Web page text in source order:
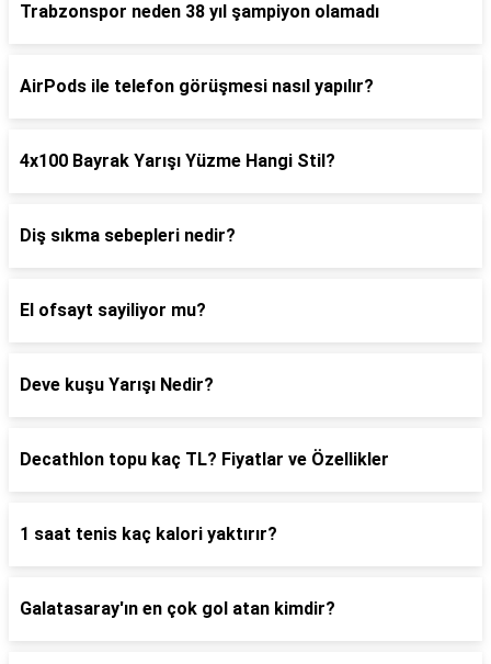
Trabzonspor neden 38 yıl şampiyon olamadı
AirPods ile telefon görüşmesi nasıl yapılır?
4x100 Bayrak Yarışı Yüzme Hangi Stil?
Diş sıkma sebepleri nedir?
El ofsayt sayiliyor mu?
Deve kuşu Yarışı Nedir?
Decathlon topu kaç TL? Fiyatlar ve Özellikler
1 saat tenis kaç kalori yaktırır?
Galatasaray'ın en çok gol atan kimdir?